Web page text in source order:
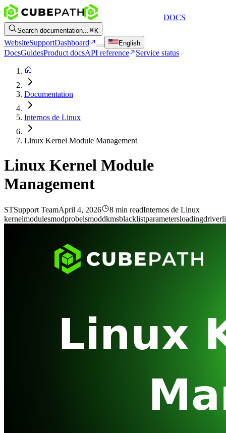
DOCS
Search documentation... K
WebsiteSupportDashboard English
DocsGuidesProduct docsAPI reference Service status
Documentation
Internos de Linux
Linux Kernel Module Management
Linux Kernel Module
Management
STSupport TeamApril 4, 2026 8 min readInternos de Linux
kernelmodulesmodprobelsmoddkmsblacklistparametersloadingdriver